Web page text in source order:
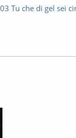
Tu che di gel sei